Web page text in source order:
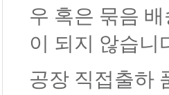
우 혹은 묶음
이 되지 않습니
공장 직접출하